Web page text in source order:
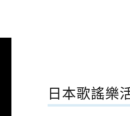
日本歌謠樂